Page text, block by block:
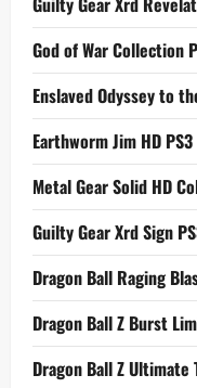
God of War Collection
Enslaved Odyssey to
Earthworm Jim HD PS3
Metal Gear Solid HD
Guilty Gear Xrd Sign
Dragon Ball Raging
Dragon Ball Z Burst
Dragon Ball Z Ultimate